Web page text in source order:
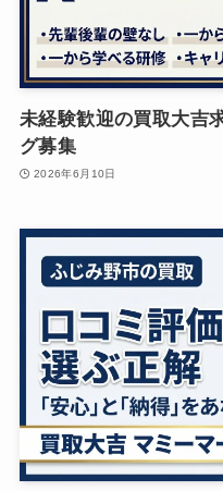
未経験歓迎の買取大吉
グ募集
2026年6月10日